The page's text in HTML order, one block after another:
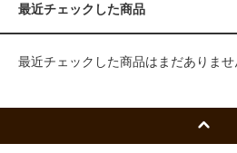
最近チェックした商品
最近チェックした商品はまだありませ